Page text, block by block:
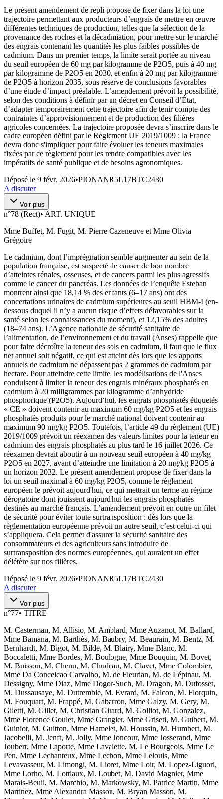
Le présent amendement de repli propose de fixer dans la loi une
trajectoire permettant aux producteurs d’engrais de mettre en œuvre
différentes techniques de production, telles que la sélection de la
provenance des roches et la décadmiation, pour mettre sur le marché
des engrais contenant les quantités les plus faibles possibles de
cadmium. Dans un premier temps, la limite serait portée au niveau
du seuil européen de 60 mg par kilogramme de P2O5, puis à 40 mg
par kilogramme de P2O5 en 2030, et enfin à 20 mg par kilogramme
de P2O5 à horizon 2035, sous réserve de conclusions favorables
d’une étude d’impact préalable. L’amendement prévoit la possibilité,
selon des conditions à définir par un décret en Conseil d’État,
d’adapter temporairement cette trajectoire afin de tenir compte des
contraintes d’approvisionnement et de production des filières
agricoles concernées. La trajectoire proposée devra s’inscrire dans le
cadre européen défini par le Règlement UE 2019/1009 : la France
devra donc s'impliquer pour faire évoluer les teneurs maximales
fixées par ce règlement pour les rendre compatibles avec les
impératifs de santé publique et de besoins agronomiques.
Déposé le 9 févr. 2026•PIONANR5L17BTC2430
A discuter
Voir plus
n°78 (Rect)• ART. UNIQUE
Mme Buffet, M. Fugit, M. Pierre Cazeneuve et Mme Olivia
Grégoire
Le cadmium, dont l’imprégnation semble augmenter au sein de la
population française, est suspecté de causer de bon nombre
d’atteintes rénales, osseuses, et de cancers parmi les plus agressifs
comme le cancer du pancréas. Les données de l’enquête Esteban
montrent ainsi que 18,14 % des enfants (6–17 ans) ont des
concertations urinaires de cadmium supérieures au seuil HBM-I (en-
dessous duquel il n’y a aucun risque d’effets défavorables sur la
santé selon les connaissances du moment), et 12,15% des adultes
(18–74 ans). L’Agence nationale de sécurité sanitaire de
l’alimentation, de l’environnement et du travail (Anses) rappelle que
pour faire décroître la teneur des sols en cadmium, il faut que le flux
net annuel soit négatif, ce qui est atteint dès lors que les apports
annuels de cadmium ne dépassent pas 2 grammes de cadmium par
hectare. Pour atteindre cette limite, les modélisations de l'Anses
conduisent à limiter la teneur des engrais minéraux phosphatés en
cadmium à 20 milligrammes par kilogramme d’anhydride
phosphorique (P2O5). Aujourd’hui, les engrais phosphatés étiquetés
« CE » doivent contenir au maximum 60 mg/kg P2O5 et les engrais
phosphatés produits pour le marché national doivent contenir au
maximum 90 mg/kg P2O5. Toutefois, l’article 49 du règlement (UE)
2019/1009 prévoit un réexamen des valeurs limites pour la teneur en
cadmium des engrais phosphatés au plus tard le 16 juillet 2026. Ce
réexamen devrait aboutir à un nouveau seuil européen à 40 mg/kg
P2O5 en 2027, avant d’atteindre une limitation à 20 mg/kg P2O5 à
un horizon 2032. Le présent amendement propose de fixer dans la
loi un seuil maximal à 60 mg/kg P2O5, comme le règlement
européen le prévoit aujourd'hui, ce qui mettrait un terme au régime
dérogatoire dont jouissent aujourd'hui les engrais phosphatés
destinés au marché français. L’amendement prévoit en outre un filet
de sécurité pour éviter toute surtransposition : dès lors que la
règlementation européenne prévoit un autre seuil, c’est celui-ci qui
s’appliquera. Cela permet d'assurer la sécurité sanitaire des
consommateurs et des agriculteurs sans introduire de
surtransposition des normes européennes, qui auraient un effet
délétère sur nos filières.
Déposé le 9 févr. 2026•PIONANR5L17BTC2430
A discuter
Voir plus
n°77• TITRE
M. Casterman, M. Allisio, M. Amblard, Mme Auzanot, M. Ballard,
Mme Bamana, M. Barthès, M. Baubry, M. Beaurain, M. Bentz, M.
Bernhardt, M. Bigot, M. Bilde, M. Blairy, Mme Blanc, M.
Boccaletti, Mme Bordes, M. Boulogne, Mme Bouquin, M. Bovet,
M. Buisson, M. Chenu, M. Chudeau, M. Clavet, Mme Colombier,
Mme Da Conceicao Carvalho, M. de Fleurian, M. de Lépinau, M.
Dessigny, Mme Diaz, Mme Dogor-Such, M. Dragon, M. Dufosset,
M. Dussausaye, M. Dutremble, M. Evrard, M. Falcon, M. Florquin,
M. Fouquart, M. Frappé, M. Gabarron, Mme Galzy, M. Gery, M.
Giletti, M. Gillet, M. Christian Girard, M. Golliot, M. Gonzalez,
Mme Florence Goulet, Mme Grangier, Mme Griseti, M. Guibert, M.
Guiniot, M. Guitton, Mme Hamelet, M. Houssin, M. Humbert, M.
Jacobelli, M. Jenft, M. Jolly, Mme Joncour, Mme Josserand, Mme
Joubert, Mme Laporte, Mme Lavalette, M. Le Bourgeois, Mme Le
Pen, Mme Lechanteux, Mme Lechon, Mme Lelouis, Mme
Levavasseur, M. Limongi, M. Lioret, Mme Loir, M. Lopez-Liguori,
Mme Lorho, M. Lottiaux, M. Loubet, M. David Magnier, Mme
Marais-Beuil, M. Marchio, M. Markowsky, M. Patrice Martin, Mme
Martinez, Mme Alexandra Masson, M. Bryan Masson, M.